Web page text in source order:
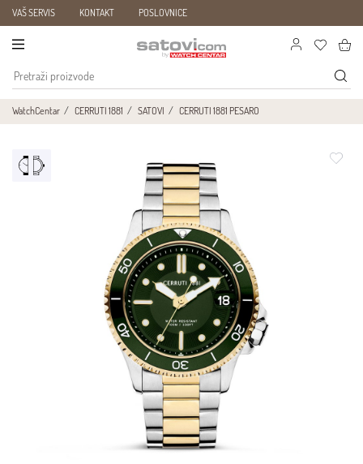
VAŠ SERVIS KONTAKT POSLOVNICE
WatchCentar CERRUTI 1881 SATOVI CERRUTI 1881 PESARO